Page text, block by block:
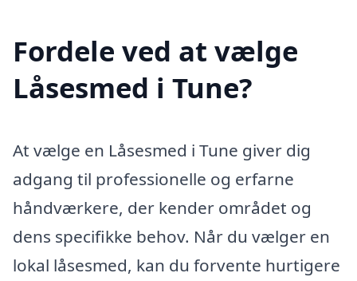
Fordele ved at vælge
Låsesmed i Tune?
At vælge en Låsesmed i Tune giver dig
adgang til professionelle og erfarne
håndværkere, der kender området og
dens specifikke behov. Når du vælger en
lokal låsesmed, kan du forvente hurtigere